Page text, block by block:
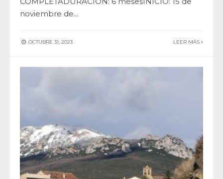
noviembre de...
OCTUBRE 31, 2023 LEER MÁS